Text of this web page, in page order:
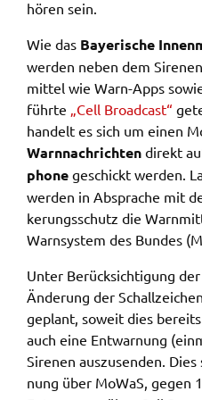
hören sein.
Wie das Baye­ri­sche
werden neben dem
mit­tel wie Warn-Apps
führ­te „Cell Broad­cast“
handelt es sich um einen
Warn­nach­rich­ten direkt
pho­ne geschickt werden.
werden in Abspra­che mit
ke­rungs­schutz die
Warn­sys­tem des Bundes
Unter Berück­sich­ti­gung
Ände­rung der
geplant, soweit dies
auch eine Entwar­nung
Sire­nen auszu­sen­den.
nung über MoWaS, gegen
Zweck:
Cookie Laufzeit:
1 Jahr
Frontend Benutzer
fe_typo_user
Anbieter:
Landratsamt
Zweck:
Anonyme Klickzählung
Cookie Laufzeit:
Session